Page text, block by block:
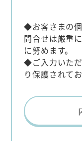
◆お客さまの
問合せは厳重
に努めます。
◆ご入力いた
り保護されてお